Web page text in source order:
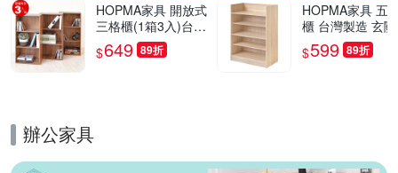
HOPMA家具 開放式
三格櫃(1箱3入)台灣
製造 收納置物櫃 儲
藏玄關櫃 展示空櫃-
$649 89折
HOPMA家具 五
櫃 台灣製造 玄
開放收納櫃 置物
櫃 鞋架-寬60 X
$599 89折
辦公家具